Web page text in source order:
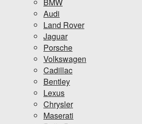
BMW
Audi
Land Rover
Jaguar
Porsche
Volkswagen
Cadillac
Bentley
Lexus
Chrysler
Maserati